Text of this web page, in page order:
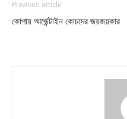
Previous article
কোপায় আর্জেন্টাইন কোচদের জয়জয়কার